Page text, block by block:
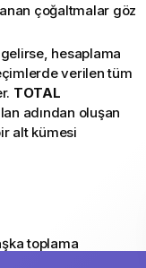
çoğaltmalar göz
hesaplama
verilen tüm
TOTAL
adından oluşan
alt kümesi
toplama
boyut ile birlikte